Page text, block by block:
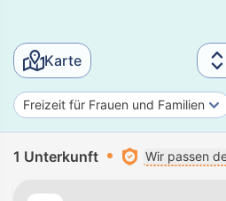
Karte
Freizeit für Frauen und Familien
1 Unterkunft Wir passen